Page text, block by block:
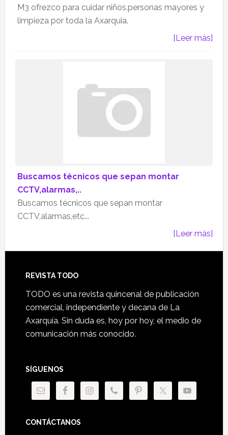
M3 ofrezco para cuidar niños,personas mayores y
limpieza por toda la Axarquia.
[Leer más]
Buscamos técnicos que sepan montar
CCTV,alarmas,..
Buscamos técnicos que sepan montar
CCTV,alarmas,etc...
[Leer más]
Footer
REVISTA TODO
TODO es una revista quincenal de publicación
comercial, independiente y decana de La
Axarquía. Sin duda es, hoy por hoy, el medio de
comunicación más conocido.
SÍGUENOS
CONTÁCTANOS